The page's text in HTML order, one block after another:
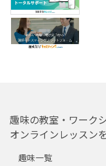
趣味の教室・ワーク
オンラインレッスン
趣味一覧